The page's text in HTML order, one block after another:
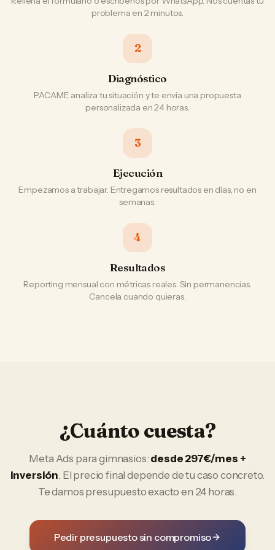
problema en 2 minutos.
2
Diagnóstico
PACAME analiza tu situación y te envía una propuesta
personalizada en 24 horas.
3
Ejecución
Empezamos a trabajar. Entregamos resultados en días, no en
semanas.
4
Resultados
Reporting mensual con métricas reales. Sin permanencias.
Cancela cuando quieras.
¿Cuánto cuesta?
Meta Ads paragimnasios: desde 297€/mes +
inversión. El precio final depende de tu caso concreto.
Te damos presupuesto exacto en 24 horas.
Pedir presupuesto sin compromiso